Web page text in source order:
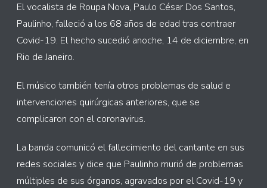
El vocalista de Roupa Nova, Paulo César Dos Santos,
Paulinho, falleció a los 68 años de edad tras contraer
Covid-19. El hecho sucedió anoche, 14 de diciembre, en
Rio de Janeiro.
El músico también tenía otros problemas de salud e
intervenciones quirúrgicas anteriores, que se
complicaron con el coronavirus.
La banda comunicó el fallecimiento del cantante en sus
redes sociales y dice que Paulinho murió de problemas
múltiples de sus órganos, agravados por el Covid-19 y